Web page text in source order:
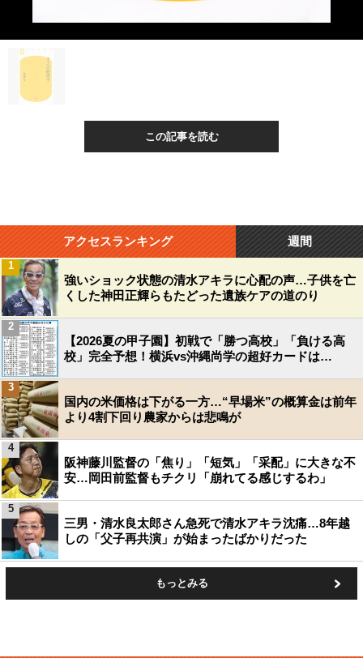
この記事を読む
アクセスランキング 週間
強いショック状態の清水アキラに心配の声…子供を亡
くした神田正輝らもたどった遺族ケアの道のり
1
【2026夏の甲子園】初戦で「勝つ高校」「負ける高
校」完全予想！横浜vs沖縄尚学の超好カードは…
2
国内の米価格は下がる一方…“早場米”の概算金は前年
より4割下回り農家からは悲鳴が
3
阪神藤川監督の「焦り」「短気」「采配」に大きな不
安…岡田前監督もチクリ「崩れてる感じするわ」
4
三男・清水良太郎さん急死で清水アキラ沈痛…8年越
しの「父子再共演」が始まったばかりだった
5
もっとみる